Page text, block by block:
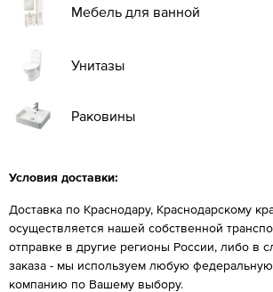
Мебель для ванной
Унитазы
Раковины
Условия доставки:
Доставка по Краснодару, Краснодарскому
осуществляется нашей собственной
отправке в другие регионы России, либо в
заказа - мы используем любую
компанию по Вашему выбору.